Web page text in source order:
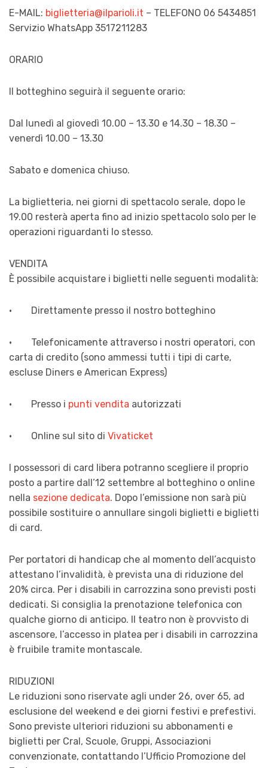
E-MAIL: biglietteria@ilparioli.it – TELEFONO 06 5434851
Servizio WhatsApp 3517211283
ORARIO
Il botteghino seguirà il seguente orario:
Dal lunedì al giovedì 10.00 – 13.30 e 14.30 – 18.30 –
venerdì 10.00 – 13.30
Sabato e domenica chiuso.
La biglietteria, nei giorni di spettacolo serale, dopo le
19.00 resterà aperta fino ad inizio spettacolo solo per le
operazioni riguardanti lo stesso.
VENDITA
È possibile acquistare i biglietti nelle seguenti modalità:
· Direttamente presso il nostro botteghino
· Telefonicamente attraverso i nostri operatori, con
carta di credito (sono ammessi tutti i tipi di carte,
escluse Diners e American Express)
· Presso i punti vendita autorizzati
· Online sul sito di Vivaticket
I possessori di card libera potranno scegliere il proprio
posto a partire dall’12 settembre al botteghino o online
nella sezione dedicata. Dopo l’emissione non sarà più
possibile sostituire o annullare singoli biglietti e biglietti
di card.
Per portatori di handicap che al momento dell’acquisto
attestano l’invalidità, è prevista una di riduzione del
20% circa. Per i disabili in carrozzina sono previsti posti
dedicati. Si consiglia la prenotazione telefonica con
qualche giorno di anticipo. Il teatro non è provvisto di
ascensore, l’accesso in platea per i disabili in carrozzina
è fruibile tramite montascale.
RIDUZIONI
Le riduzioni sono riservate agli under 26, over 65, ad
esclusione del weekend e dei giorni festivi e prefestivi.
Sono previste ulteriori riduzioni su abbonamenti e
biglietti per Cral, Scuole, Gruppi, Associazioni
convenzionate, contattando l’Ufficio Promozione del